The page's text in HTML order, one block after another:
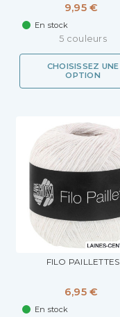
9,95 €
En stock
5 couleurs
CHOISISSEZ UNE
OPTION
FILO PAILLETTES
6,95 €
En stock